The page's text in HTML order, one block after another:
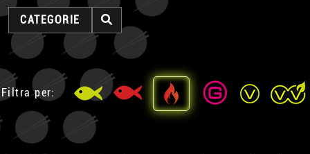
CATEGORIE
Filtra per: